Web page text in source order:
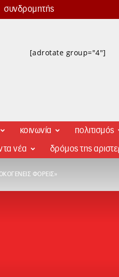
συνδρομητής
[adrotate group="4"]
κοινωνία πολιτισμός
νέα δρόμος της
ΦΟΡΕΊΣ»